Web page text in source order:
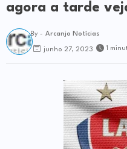
agora a tarde
By - Arcanjo Notícias
junho 27, 2023 1